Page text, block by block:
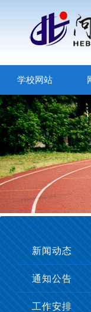
学校网站
新闻动态
通知公告
工作安排